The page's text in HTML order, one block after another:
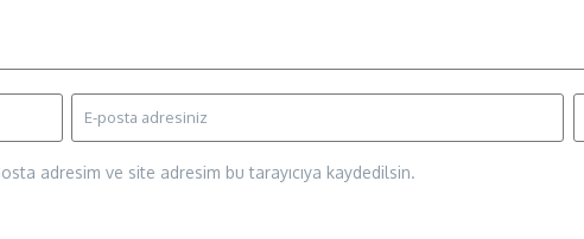
adresim ve site adresim bu tarayıcıya kaydedilsin.